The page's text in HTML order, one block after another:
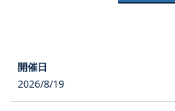
2026/8/19